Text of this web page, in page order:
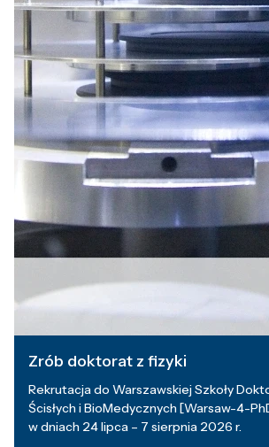
Zrób doktorat z fizyki
Rekrutacja do Warszawskiej Szkoły
Ścisłych i BioMedycznych [Warsaw-4-
w dniach 24 lipca – 7 sierpnia 2026 r.